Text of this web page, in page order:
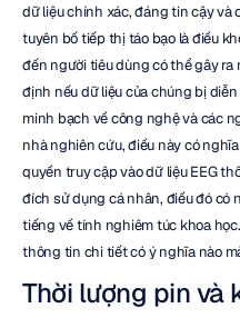
dữ liệu chính xác, đáng tin cậy và
tuyên bố tiếp thị táo bạo là điều
đến người tiêu dùng có thể gây
định nếu dữ liệu của chúng bị
minh bạch về công nghệ và các
nhà nghiên cứu, điều này có
quyền truy cập vào dữ liệu EEG
đích sử dụng cá nhân, điều đó có
tiếng về tính nghiêm túc khoa
thông tin chi tiết có ý nghĩa nào
Thời lượng pin và